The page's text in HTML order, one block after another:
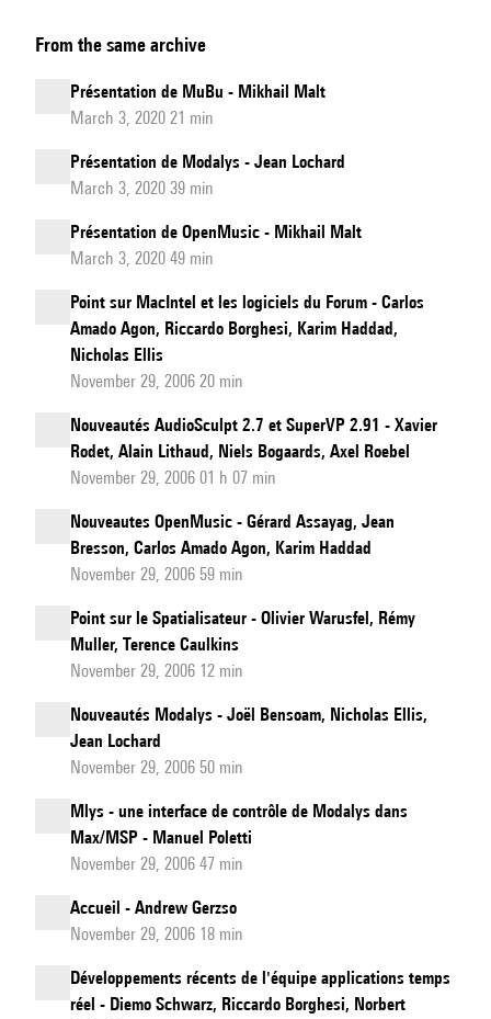
de
From the same archive
Présentation de MuBu - Mikhail Malt
March 3, 2020 21 min
Présentation de Modalys - Jean Lochard
March 3, 2020 39 min
Présentation de OpenMusic - Mikhail Malt
March 3, 2020 49 min
Point sur MacIntel et les logiciels du Forum - Carlos
Amado Agon, Riccardo Borghesi, Karim Haddad,
Nicholas Ellis
November 29, 2006 20 min
Nouveautés AudioSculpt 2.7 et SuperVP 2.91 - Xavier
Rodet, Alain Lithaud, Niels Bogaards, Axel Roebel
November 29, 2006 01 h 07 min
Nouveautes OpenMusic - Gérard Assayag, Jean
Bresson, Carlos Amado Agon, Karim Haddad
November 29, 2006 59 min
Point sur le Spatialisateur - Olivier Warusfel, Rémy
Muller, Terence Caulkins
November 29, 2006 12 min
Nouveautés Modalys - Joël Bensoam, Nicholas Ellis,
Jean Lochard
November 29, 2006 50 min
Mlys - une interface de contrôle de Modalys dans
Max/MSP - Manuel Poletti
November 29, 2006 47 min
Accueil - Andrew Gerzso
November 29, 2006 18 min
Développements récents de l'équipe applications temps
réel - Diemo Schwarz, Riccardo Borghesi, Norbert